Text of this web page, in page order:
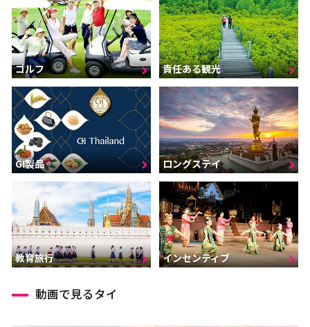
ゴルフ 責任ある観光
GI製品 ロングステイ
教育旅行 インセンティブ
動画で見るタイ